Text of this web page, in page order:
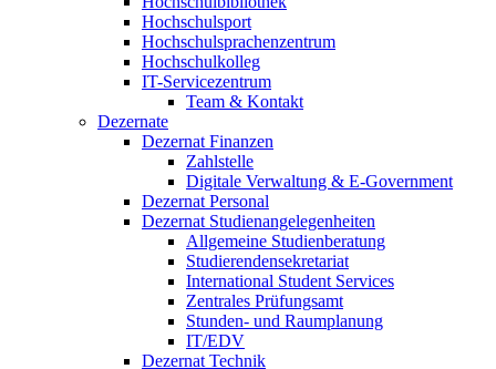
Hochschulsport
Hochschulsprachenzentrum
Hochschulkolleg
IT-Servicezentrum
Team & Kontakt
Dezernate
Dezernat Finanzen
Zahlstelle
Digitale Verwaltung & E-Government
Dezernat Personal
Dezernat Studienangelegenheiten
Allgemeine Studienberatung
Studierendensekretariat
International Student Services
Zentrales Prüfungsamt
Stunden- und Raumplanung
IT/EDV
Dezernat Technik